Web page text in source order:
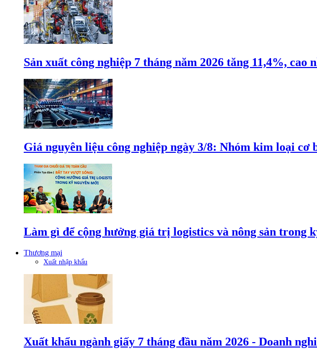
Sản xuất công nghiệp 7 tháng năm 2026 tăng 11,4%, cao
Giá nguyên liệu công nghiệp ngày 3/8: Nhóm kim loại cơ
Làm gì để cộng hưởng giá trị logistics và nông sản trong
Thương mại
Xuất nhập khẩu
Xuất khẩu ngành giấy 7 tháng đầu năm 2026 - Doanh